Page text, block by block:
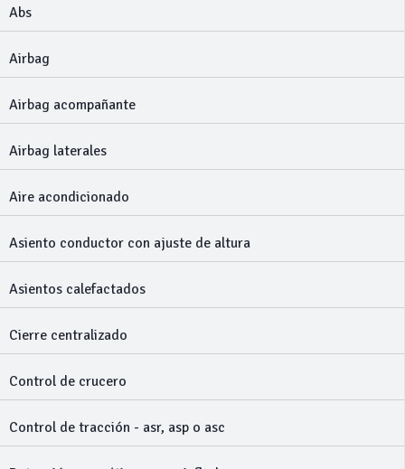
Abs
Airbag
Airbag acompañante
Airbag laterales
Aire acondicionado
Asiento conductor con ajuste de altura
Asientos calefactados
Cierre centralizado
Control de crucero
Control de tracción - asr, asp o asc